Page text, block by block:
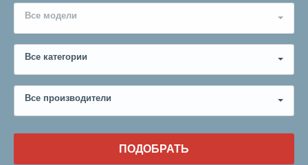
Все модели
Все категории
Все производители
ПОДОБРАТЬ